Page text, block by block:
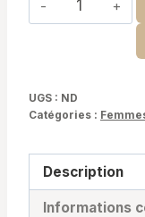
de
-
Paco
UGS : ND
Catégories :
Description
Informations